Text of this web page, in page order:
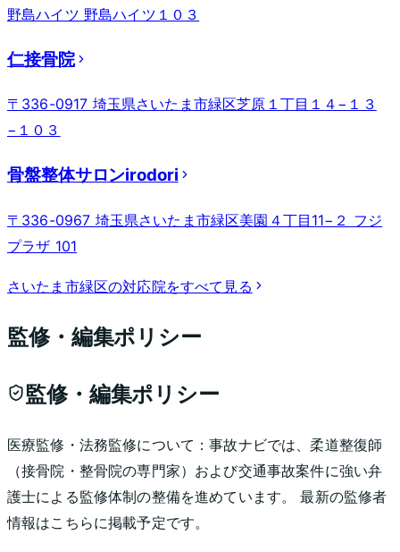
野島ハイツ 野島ハイツ１０３
仁接骨院
〒336-0917 埼玉県さいたま市緑区芝原１丁目１４−１３
−１０３
骨盤整体サロンirodori
〒336-0967 埼玉県さいたま市緑区美園４丁目11−２ フジ
プラザ 101
さいたま市緑区の対応院をすべて見る
監修・編集ポリシー
監修・編集ポリシー
医療監修・法務監修について：事故ナビでは、柔道整復師
（接骨院・整骨院の専門家）および交通事故案件に強い弁
護士による監修体制の整備を進めています。 最新の監修者
情報はこちらに掲載予定です。